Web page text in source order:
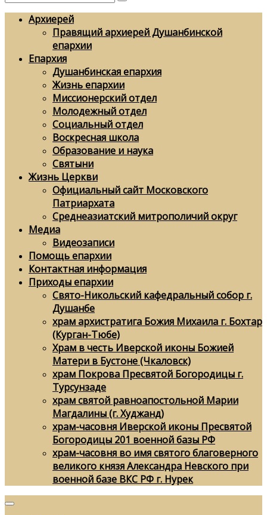
Архиерей
Правящий архиерей Душанбинской
епархии
Епархия
Душанбинская епархия
Жизнь епархии
Миссионерский отдел
Молодежный отдел
Социальный отдел
Воскресная школа
Образование и наука
Святыни
Жизнь Церкви
Официальный сайт Московского
Патриархата
Среднеазиатский митрополичий округ
Медиа
Видеозаписи
Помощь епархии
Контактная информация
Приходы епархии
Свято-Никольский кафедральный собор г.
Душанбе
храм архистратига Божия Михаила г. Бохтар
(Курган-Тюбе)
Храм в честь Иверской иконы Божией
Матери в Бустоне (Чкаловск)
храм Покрова Пресвятой Богородицы г.
Турсунзаде
храм святой равноапостольной Марии
Магдалины (г. Худжанд)
храм-часовня Иверской иконы Пресвятой
Богородицы 201 военной базы РФ
храм-часовня во имя святого благоверного
великого князя Александра Невского при
военной базе ВКС РФ г. Нурек